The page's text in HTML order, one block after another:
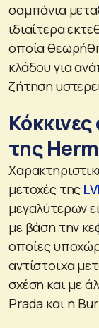
σαμπάνια
ιδιαίτερα
οποία
κλάδου για
ζήτηση
Κόκκινες
της
μετοχές της
μεγαλύτερων
με βάση την
οποίες
αντίστοιχα
σχέση και με
Prada και η